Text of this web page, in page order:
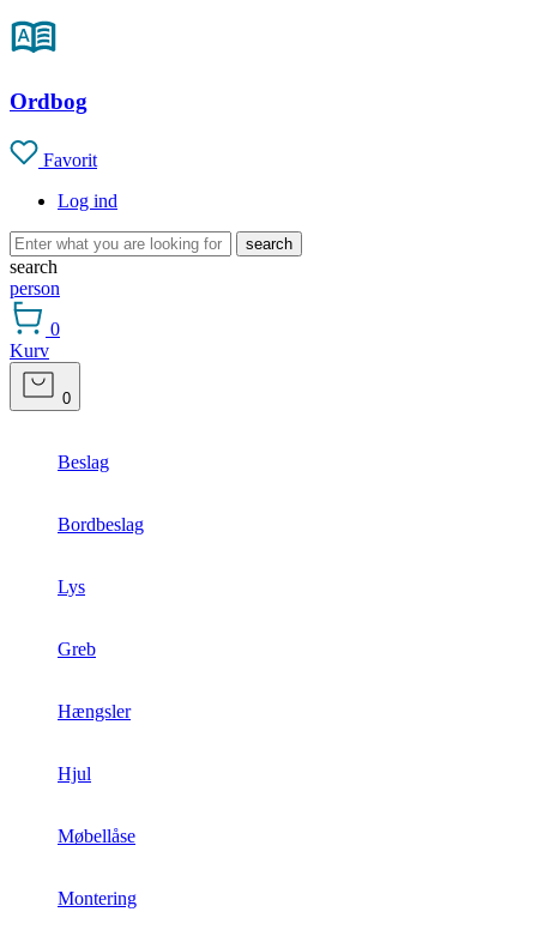
Ordbog
Favorit
Log ind
search
search
person
0
Kurv
0
Beslag
Bordbeslag
Lys
Greb
Hængsler
Hjul
Møbellåse
Montering